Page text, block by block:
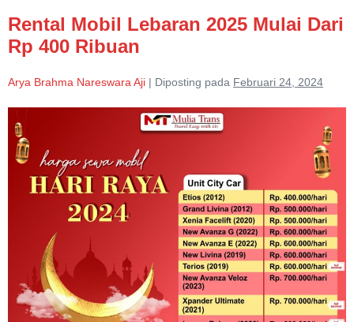
Rental Mobil Lebaran 2025 Mulai Dari
Rp 400 Ribuan
Arya Brahma Nareswara Aji | Diposting pada Februari 24, 2024
Mobil
Lebaran
2025
Ribuan